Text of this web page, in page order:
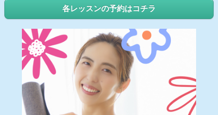
各レッスンの予約はコチラ